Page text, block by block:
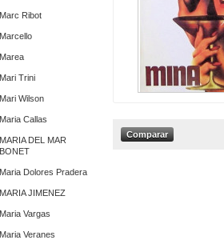
Marc Ribot
Marcello
Marea
Mari Trini
Mari Wilson
Maria Callas
MARIA DEL MAR
BONET
Maria Dolores Pradera
MARIA JIMENEZ
Maria Vargas
Maria Veranes